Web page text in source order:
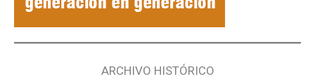
ARCHIVO HISTÓRICO